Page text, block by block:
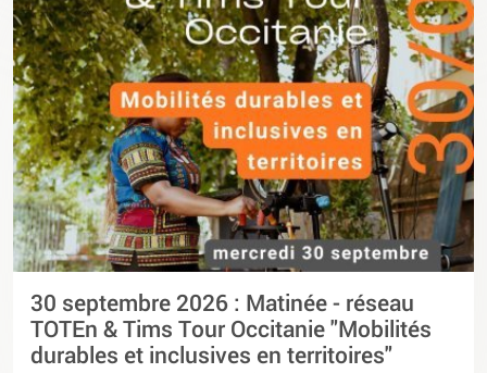
30 septembre 2026 : Matinée - réseau
TOTEn & Tims Tour Occitanie "Mobilités
durables et inclusives en territoires"